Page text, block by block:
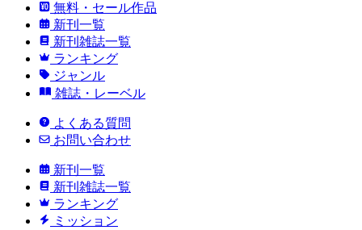
無料・セール作品
新刊一覧
新刊雑誌一覧
ランキング
ジャンル
雑誌・レーベル
よくある質問
お問い合わせ
新刊一覧
新刊雑誌一覧
ランキング
ミッション